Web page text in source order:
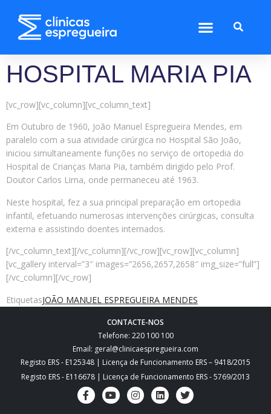
HOSPITAL MARIA PIA
[vc_row][vc_column][vc_column_text]
Em Outubro de 1960, João Manuel Espregueira Mendes, em
paralelo com a sua atividade cirúrgica no Hospital São João,
iniciou simultaneamente funções no serviço de ortopedia do
Hospital de Crianças Maria Pia, também dirigido pelo Prof.
Doutor Carlos Lima, onde permaneceu até 1963.
Neste hospital, fez a sua principal preparação em ortopedia
infantil, efetuando numerosas intervenções cirúrgicas, consulta
externa e assistindo doentes internados.
[/vc_column_text][/vc_column][/vc_row][vc_row][vc_column]
[vc_gallery interval=”3″ images=”2656,2657,2658″ img_size=”full”]
[/vc_column][/vc_row]
EtiquetasJOÃO MANUEL ESPREGUEIRA MENDES
CONTACTE-NOS
Telefone: 220 100 100
Email: geral@clinicaespregueira.com
Registo ERS - E125348 | Licença de Funcionamento ERS – 9418/2015
Registo ERS - E116678 | Licença de Funcionamento ERS - 5769/2013